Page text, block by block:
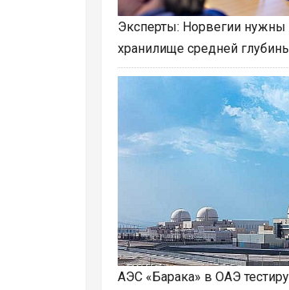
Эксперты: Норвегии
хранилище средней
АЭС «Барака» в ОАЭ